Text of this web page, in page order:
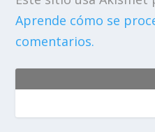
Aprende cómo se
comentarios.